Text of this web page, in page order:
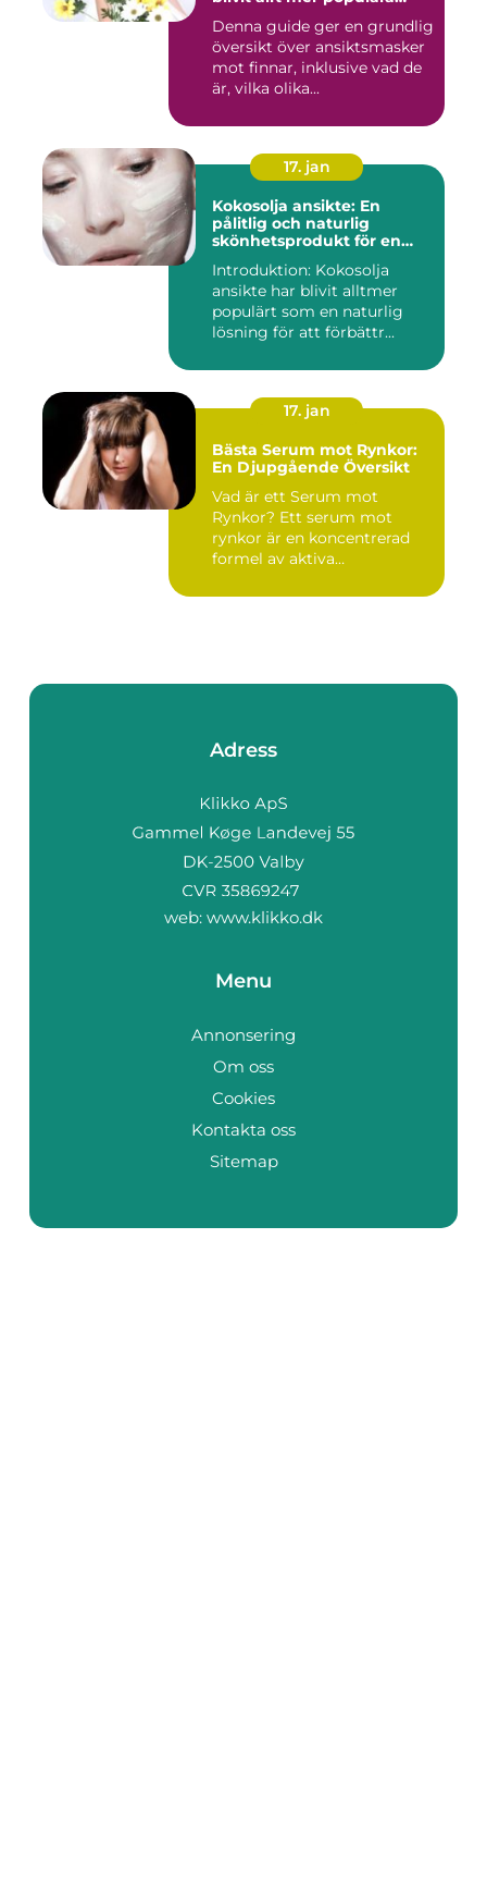
Denna guide ger en grundlig
översikt över ansiktsmasker
mot finnar, inklusive vad de
är, vilka olika...
17. jan
Kokosolja ansikte: En
pålitlig och naturlig
skönhetsprodukt för en
Introduktion: Kokosolja
ansikte har blivit alltmer
populärt som en naturlig
lösning för att förbättr...
17. jan
Bästa Serum mot Rynkor:
En Djupgående Översikt
Vad är ett Serum mot
Rynkor? Ett serum mot
rynkor är en koncentrerad
formel av aktiva
Adress
web: www.klikko.dk
Menu
Annonsering
Om oss
Cookies
Kontakta oss
Sitemap